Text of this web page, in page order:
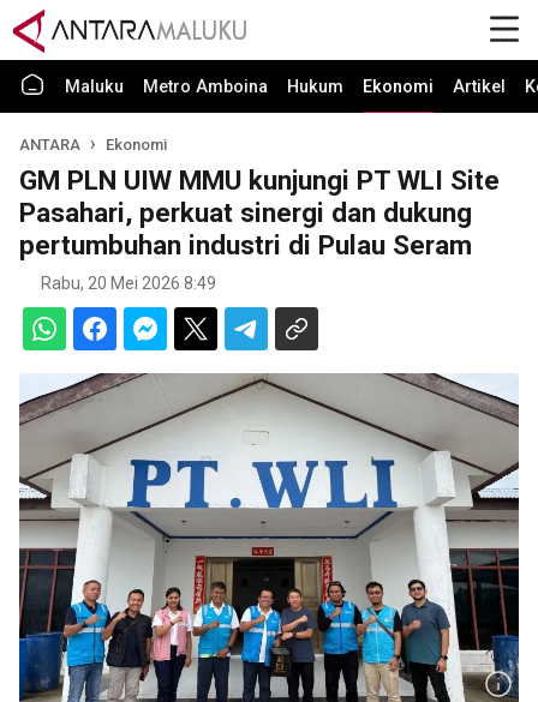
Maluku Metro Amboina Hukum Ekonomi Artikel
ANTARA Ekonomi
GM PLN UIW MMU kunjungi PT WLI Site
Pasahari, perkuat sinergi dan dukung
pertumbuhan industri di Pulau Seram
Rabu, 20 Mei 2026 8:49